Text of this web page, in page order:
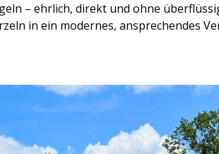
– ehrlich, direkt und ohne
in ein modernes, ansprechendes